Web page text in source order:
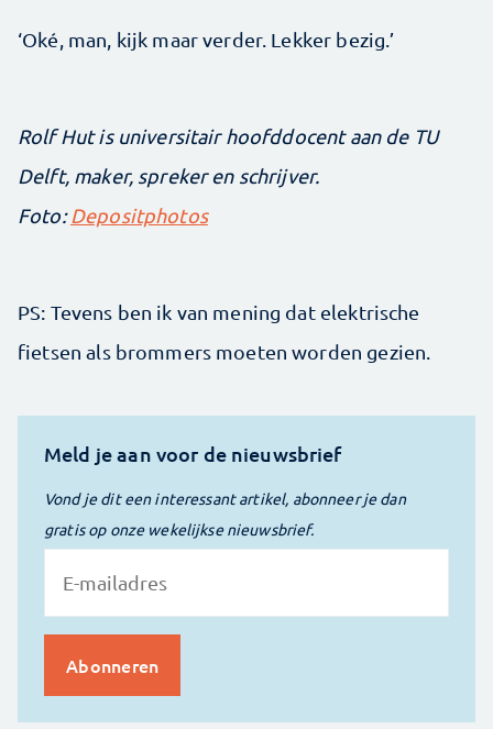
‘Oké, man, kijk maar verder. Lekker bezig.’
Rolf Hut is universitair hoofddocent aan de TU
Delft, maker, spreker en schrijver.
Foto:Depositphotos
PS: Tevens ben ik van mening dat elektrische
fietsen als brommers moeten worden gezien.
Meld je aan voor de nieuwsbrief
Vond je dit een interessant artikel, abonneer je dan
gratis op onze wekelijkse nieuwsbrief.